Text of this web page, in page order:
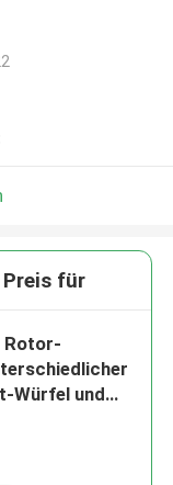
für
Rotor-
Würfel und